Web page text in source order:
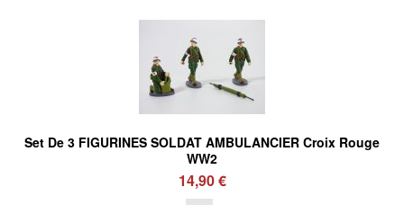
Set De 3 FIGURINES SOLDAT AMBULANCIER Croix Rouge
WW2
14,90 €